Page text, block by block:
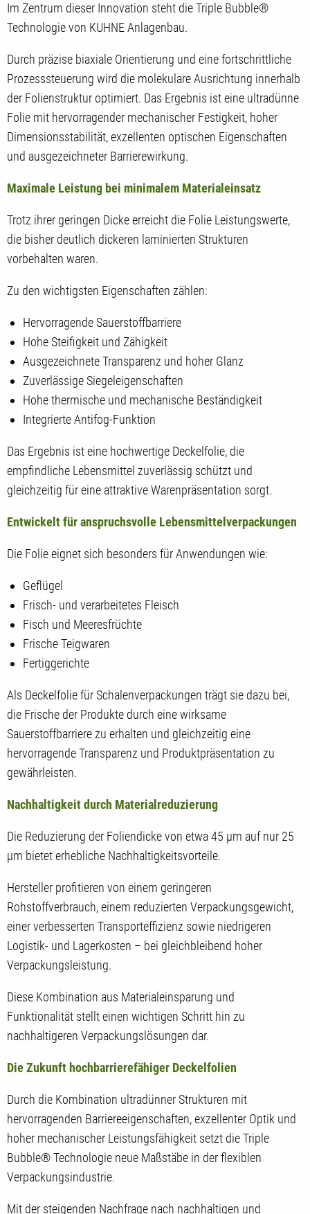
Im Zentrum dieser Innovation steht die Triple Bubble®
Technologie von KUHNE Anlagenbau.
Durch präzise biaxiale Orientierung und eine fortschrittliche
Prozesssteuerung wird die molekulare Ausrichtung innerhalb
der Folienstruktur optimiert. Das Ergebnis ist eine ultradünne
Folie mit hervorragender mechanischer Festigkeit, hoher
Dimensionsstabilität, exzellenten optischen Eigenschaften
und ausgezeichneter Barrierewirkung.
Maximale Leistung bei minimalem Materialeinsatz
Trotz ihrer geringen Dicke erreicht die Folie Leistungswerte,
die bisher deutlich dickeren laminierten Strukturen
vorbehalten waren.
Zu den wichtigsten Eigenschaften zählen:
Hervorragende Sauerstoffbarriere
Hohe Steifigkeit und Zähigkeit
Ausgezeichnete Transparenz und hoher Glanz
Zuverlässige Siegeleigenschaften
Hohe thermische und mechanische Beständigkeit
Integrierte Antifog-Funktion
Das Ergebnis ist eine hochwertige Deckelfolie, die
empfindliche Lebensmittel zuverlässig schützt und
gleichzeitig für eine attraktive Warenpräsentation sorgt.
Entwickelt für anspruchsvolle Lebensmittelverpackungen
Die Folie eignet sich besonders für Anwendungen wie:
Geflügel
Frisch- und verarbeitetes Fleisch
Fisch und Meeresfrüchte
Frische Teigwaren
Fertiggerichte
Als Deckelfolie für Schalenverpackungen trägt sie dazu bei,
die Frische der Produkte durch eine wirksame
Sauerstoffbarriere zu erhalten und gleichzeitig eine
hervorragende Transparenz und Produktpräsentation zu
gewährleisten.
Nachhaltigkeit durch Materialreduzierung
Die Reduzierung der Foliendicke von etwa 45 µm auf nur 25
µm bietet erhebliche Nachhaltigkeitsvorteile.
Hersteller profitieren von einem geringeren
Rohstoffverbrauch, einem reduzierten Verpackungsgewicht,
einer verbesserten Transporteffizienz sowie niedrigeren
Logistik- und Lagerkosten – bei gleichbleibend hoher
Verpackungsleistung.
Diese Kombination aus Materialeinsparung und
Funktionalität stellt einen wichtigen Schritt hin zu
nachhaltigeren Verpackungslösungen dar.
Die Zukunft hochbarrierefähiger Deckelfolien
Durch die Kombination ultradünner Strukturen mit
hervorragenden Barriereeigenschaften, exzellenter Optik und
hoher mechanischer Leistungsfähigkeit setzt die Triple
Bubble® Technologie neue Maßstäbe in der flexiblen
Verpackungsindustrie.
Mit der steigenden Nachfrage nach nachhaltigen und